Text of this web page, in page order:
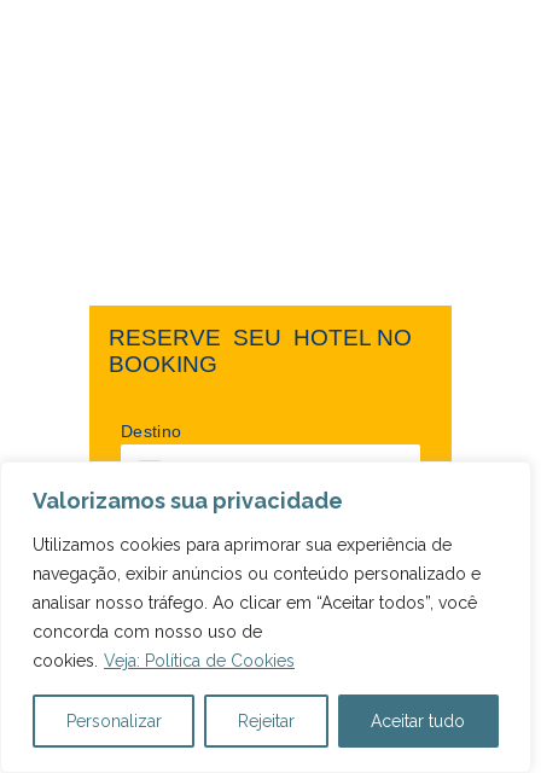
Valorizamos sua privacidade
Utilizamos cookies para aprimorar sua experiência de
navegação, exibir anúncios ou conteúdo personalizado e
analisar nosso tráfego. Ao clicar em “Aceitar todos”, você
concorda com nosso uso de
cookies. Veja: Política de Cookies
Personalizar Rejeitar Aceitar tudo
RESERVE ​ ​SEU ​ ​HOTEL NO ​ ​
BOOKING
Destino
Data de entrada
dom 9 ago 2026
Data de saída
seg 10 ago 2026